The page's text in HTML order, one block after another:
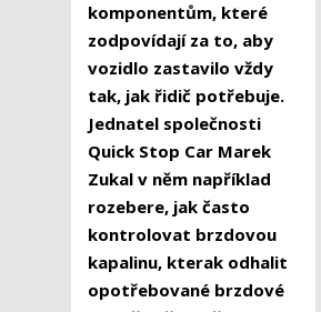
komponentům, které
zodpovídají za to, aby
vozidlo zastavilo vždy
tak, jak řidič potřebuje.
Jednatel společnosti
Quick Stop Car Marek
Zukal v něm například
rozebere, jak často
kontrolovat brzdovou
kapalinu, kterak odhalit
opotřebované brzdové